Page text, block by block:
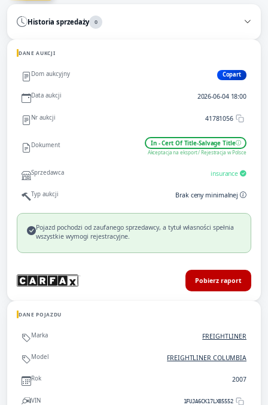
Historia sprzedaży 0
DANE AUKCJI
Dom aukcyjny Copart
Data aukcji 2026-06-04 18:00
Nr aukcji 41781056
Dokument In - Cert Of Title-Salvage Title
Akceptacja na eksport / Rejestracja w Polsce
Sprzedawca insurance
Typ aukcji Brak ceny minimalnej
Pojazd pochodzi od zaufanego sprzedawcy, a tytuł własności spełnia
wszystkie wymogi rejestracyjne.
Pobierz raport
DANE POJAZDU
Marka FREIGHTLINER
Model FREIGHTLINER COLUMBIA
Rok 2007
VIN 1FUJA6CK17LX85552